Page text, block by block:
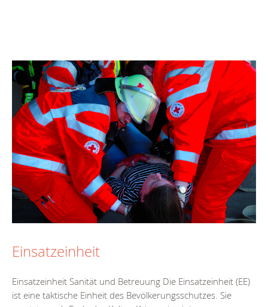
Einsatzeinheit
Einsatzeinheit Sanität und Betreuung Die Einsatzeinheit (EE)
ist eine taktische Einheit des Bevölkerungsschutzes. Sie